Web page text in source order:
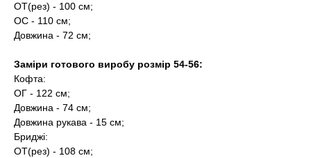
ОТ(рез) - 100 см;
ОС - 110 см;
Довжина - 72 см;
Заміри готового виробу розмір 54-56:
Кофта:
ОГ - 122 см;
Довжина - 74 см;
Довжина рукава - 15 см;
Бриджі:
ОТ(рез) - 108 см;